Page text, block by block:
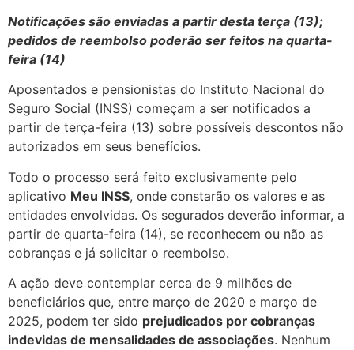
Notificações são enviadas a partir desta terça (13);
pedidos de reembolso poderão ser feitos na quarta-
feira (14)
Aposentados e pensionistas do Instituto Nacional do
Seguro Social (INSS) começam a ser notificados a
partir de terça-feira (13) sobre possíveis descontos não
autorizados em seus benefícios.
Todo o processo será feito exclusivamente pelo
aplicativo Meu INSS, onde constarão os valores e as
entidades envolvidas. Os segurados deverão informar, a
partir de quarta-feira (14), se reconhecem ou não as
cobranças e já solicitar o reembolso.
A ação deve contemplar cerca de 9 milhões de
beneficiários que, entre março de 2020 e março de
2025, podem ter sido prejudicados por cobranças
indevidas de mensalidades de associações. Nenhum